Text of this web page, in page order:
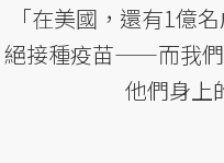
「在美國，還有1億
絕接種疫苗——而我們
他們身上